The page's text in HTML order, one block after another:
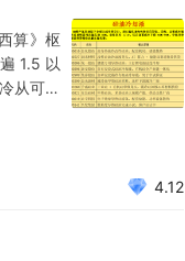
算》枢
1.5 以
从可选
4.12